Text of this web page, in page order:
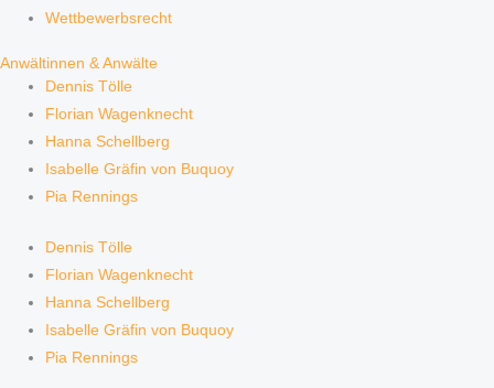
Wettbewerbsrecht
Anwältinnen & Anwälte
Dennis Tölle
Florian Wagenknecht
Hanna Schellberg
Isabelle Gräfin von Buquoy
Pia Rennings
Dennis Tölle
Florian Wagenknecht
Hanna Schellberg
Isabelle Gräfin von Buquoy
Pia Rennings